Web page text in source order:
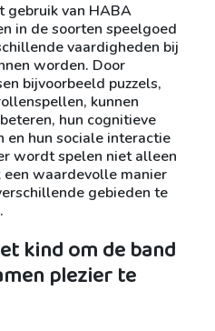
gebruik van HABA
in de soorten speelgoed
vaardigheden bij
worden. Door
bijvoorbeeld puzzels,
kunnen
hun cognitieve
hun sociale interactie
wordt spelen niet alleen
een waardevolle manier
gebieden te
kind om de band
plezier te